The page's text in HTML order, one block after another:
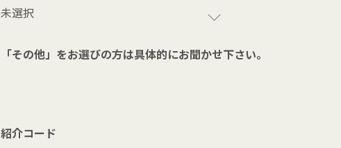
「その他」をお選びの方は具体的にお聞かせ下さい。
紹介コード